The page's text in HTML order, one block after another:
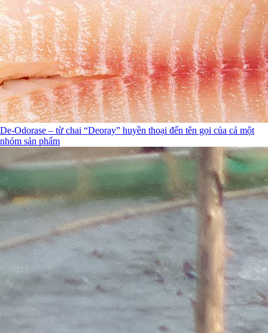
De-Odorase – từ chai “Deoray” huyền thoại đến tên gọi của cả một
nhóm sản phẩm